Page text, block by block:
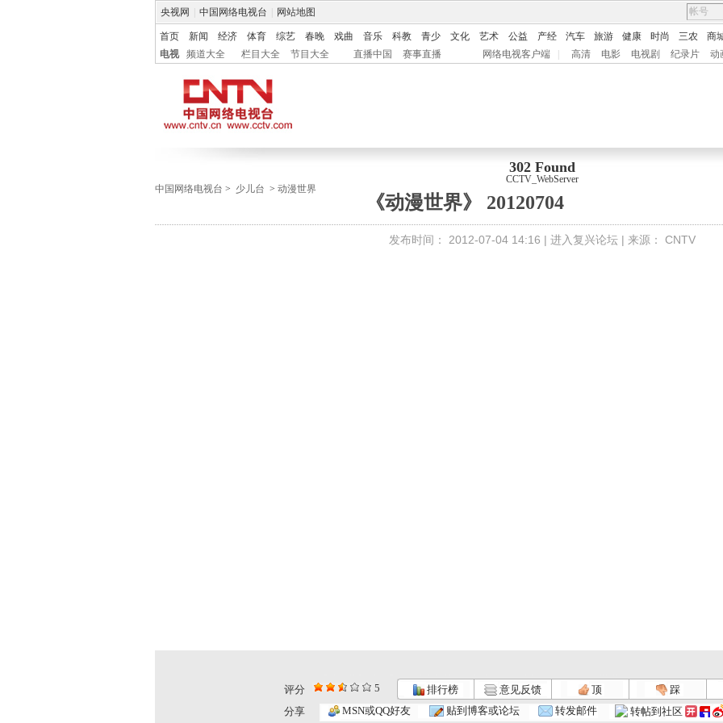
央视网 中国网络电视台 网站地图
首页 新闻 经济 体育 综艺 春晚 戏曲 音乐 科教 青少 文化 艺术 公益 产经 汽车 旅游 健康 时尚 三农 商
电视
频道大全 栏目大全 节目大全 直播中国 赛事直播 网络电视客户端 高清 电影 电视剧 纪录片 动
302 Found
CCTV_WebServer
中国网络电视台 > 少儿台 > 动漫世界
《动漫世界》 20120704
发布时间： 2012-07-04 14:16 | 进入复兴论坛 | 来源： CNTV
评分 5 排行榜 意见反馈 顶 踩
分享
MSN或QQ好友 贴到博客或论坛 转发邮件 转帖到社区
动漫世界 ... 动漫世界 ... 动漫世界 ... 动漫世界 ...